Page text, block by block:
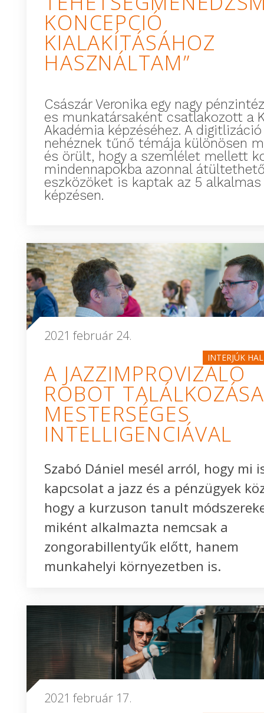
KONCEPCIÓ
KIALAKÍTÁSÁHOZ
HASZNÁLTAM”
Császár Veronika egy nagy
es munkatársaként csatlakozott a
Akadémia képzéséhez. A
nehéznek tűnő témája különösen
és örült, hogy a szemlélet mellett
mindennapokba azonnal
eszközöket is kaptak az 5 alkalmas
képzésen.
INTERJÚK
2021 február 24.
A JAZZIMPROVIZÁLÓ
ROBOT
MESTERSÉGES
INTELLIGENCIÁVAL
Szabó Dániel mesél arról, hogy mi
kapcsolat a jazz és a pénzügyek
hogy a kurzuson tanult
miként alkalmazta nemcsak a
zongorabillentyűk előtt, hanem
munkahelyi környezetben is.
2021 február 17.